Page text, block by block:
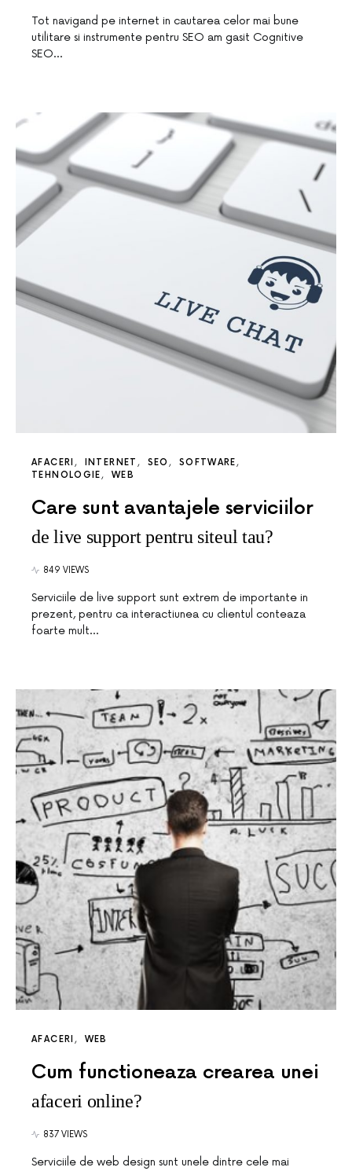
Tot navigand pe internet in cautarea celor mai bune
utilitare si instrumente pentru SEO am gasit Cognitive
SEO…
AFACERI INTERNET SEO
SOFTWARE
TEHNOLOGIE
WEB
Care sunt avantajele serviciilor
de live support pentru siteul tau?
849 VIEWS
Serviciile de live support sunt extrem de importante in
prezent, pentru ca interactiunea cu clientul conteaza
foarte mult…
AFACERI WEB
Cum functioneaza crearea unei
afaceri online?
837 VIEWS
Serviciile de web design sunt unele dintre cele mai